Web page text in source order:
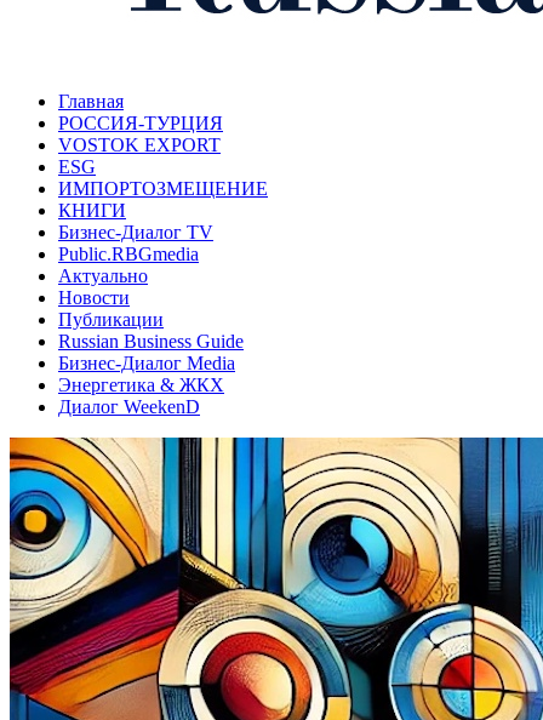
Главная
РОССИЯ-ТУРЦИЯ
VOSTOK EXPORT
ESG
ИМПОРТОЗМЕЩЕНИЕ
КНИГИ
Бизнес-Диалог TV
Public.RBGmedia
Актуально
Новости
Публикации
Russian Business Guide
Бизнес-Диалог Media
Энергетика & ЖКХ
Диалог WeekenD